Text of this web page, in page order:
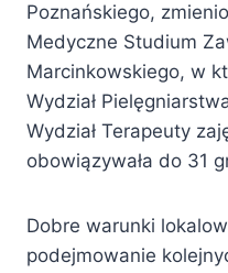
Poznańskiego,
Medyczne Studium
Marcinkowskiego, w
Wydział
Wydział Terapeuty
obowiązywała do 31
Dobre warunki
podejmowanie